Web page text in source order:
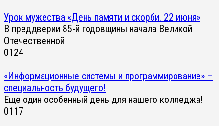
Урок мужества «День памяти и скорби. 22 июня»
В преддверии 85-й годовщины начала Великой
Отечественной
0124
«Информационные системы и программирование» –
специальность будущего!
Еще один особенный день для нашего колледжа!
0117